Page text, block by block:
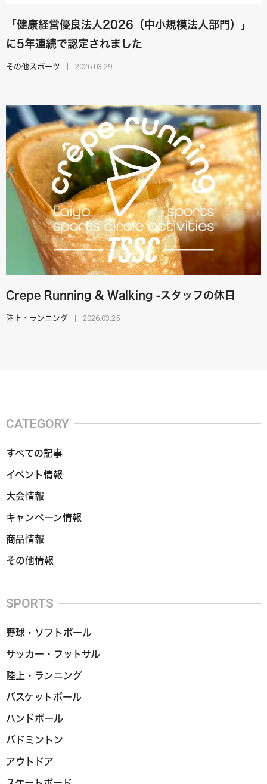
「健康経営優良法人2026（中小規模法人部門）」
に5年連続で認定されました
その他スポーツ 2026.03.29
Crepe Running & Walking -スタッフの休日
陸上・ランニング 2026.03.25
CATEGORY
すべての記事
イベント情報
大会情報
キャンペーン情報
商品情報
その他情報
SPORTS
野球・ソフトボール
サッカー・フットサル
陸上・ランニング
バスケットボール
ハンドボール
バドミントン
アウトドア